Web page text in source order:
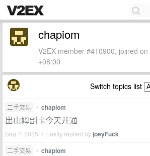
chapiom
V2EX member #410900, joined
+08:00
Switch topics list
二手交易 • chapiom
出山姆副卡今天开通
Sep 7, 2025 • Lastly replied by joeyFuck
二手交易 • chapiom